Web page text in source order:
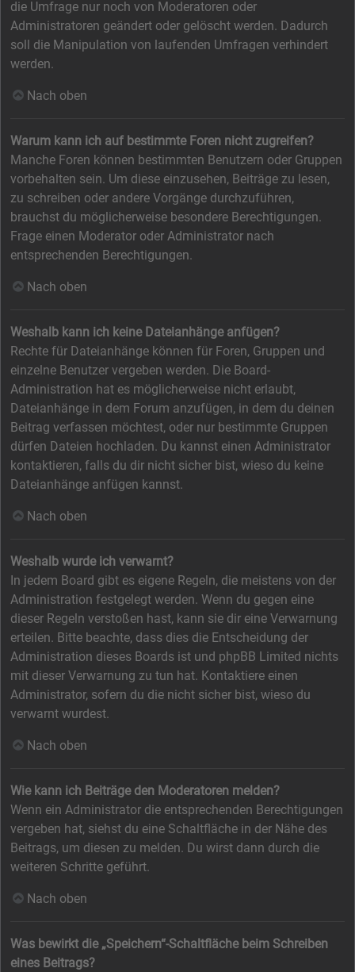
die Umfrage nur noch von Moderatoren oder
Administratoren geändert oder gelöscht werden. Dadurch
soll die Manipulation von laufenden Umfragen verhindert
werden.
Nach oben
Warum kann ich auf bestimmte Foren nicht zugreifen?
Manche Foren können bestimmten Benutzern oder Gruppen
vorbehalten sein. Um diese einzusehen, Beiträge zu lesen,
zu schreiben oder andere Vorgänge durchzuführen,
brauchst du möglicherweise besondere Berechtigungen.
Frage einen Moderator oder Administrator nach
entsprechenden Berechtigungen.
Nach oben
Weshalb kann ich keine Dateianhänge anfügen?
Rechte für Dateianhänge können für Foren, Gruppen und
einzelne Benutzer vergeben werden. Die Board-
Administration hat es möglicherweise nicht erlaubt,
Dateianhänge in dem Forum anzufügen, in dem du deinen
Beitrag verfassen möchtest, oder nur bestimmte Gruppen
dürfen Dateien hochladen. Du kannst einen Administrator
kontaktieren, falls du dir nicht sicher bist, wieso du keine
Dateianhänge anfügen kannst.
Nach oben
Weshalb wurde ich verwarnt?
In jedem Board gibt es eigene Regeln, die meistens von der
Administration festgelegt werden. Wenn du gegen eine
dieser Regeln verstoßen hast, kann sie dir eine Verwarnung
erteilen. Bitte beachte, dass dies die Entscheidung der
Administration dieses Boards ist und phpBB Limited nichts
mit dieser Verwarnung zu tun hat. Kontaktiere einen
Administrator, sofern du die nicht sicher bist, wieso du
verwarnt wurdest.
Nach oben
Wie kann ich Beiträge den Moderatoren melden?
Wenn ein Administrator die entsprechenden Berechtigungen
vergeben hat, siehst du eine Schaltfläche in der Nähe des
Beitrags, um diesen zu melden. Du wirst dann durch die
weiteren Schritte geführt.
Nach oben
Was bewirkt die „Speichern“-Schaltfläche beim Schreiben
eines Beitrags?